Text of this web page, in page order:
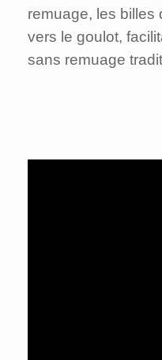
remuage, les billes
vers le goulot,
sans remuage